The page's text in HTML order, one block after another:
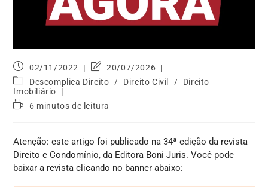
02/11/2022
20/07/2026
Descomplica Direito
/ Direito Civil /
Direito
Imobiliário
6 minutos de leitura
Atenção: este artigo foi publicado na 34ª edição da revista
Direito e Condomínio, da Editora Boni Juris. Você pode
baixar a revista clicando no banner abaixo: